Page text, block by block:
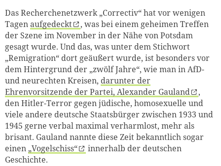
Das Recherchenetzwerk „Correctiv“ hat vor wenigen
Tagenaufgedeckt
, was bei einem geheimen Treffen
der Szene im November in der Nähe von Potsdam
gesagt wurde. Und das, was unter dem Stichwort
„Remigration“ dort geäußert wurde, ist besonders vor
dem Hintergrund der „zwölf Jahre“, wie man in AfD-
und neurechten Kreisen, darunter der
Ehrenvorsitzende der Partei, Alexander Gauland
,
den Hitler-Terror gegen jüdische, homosexuelle und
viele andere deutsche Staatsbürger zwischen 1933 und
1945 gerne verbal maximal verharmlost, mehr als
brisant. Gauland nannte diese Zeit bekanntlich sogar
einen „Vogelschiss“
innerhalb der deutschen
Geschichte.